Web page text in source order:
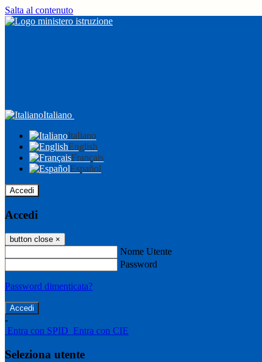
Salta al contenuto
Italiano
Italiano
English
Français
Español
Accedi
Accedi
button close ×
Nome Utente
Password
Password dimenticata?
-
Entra con SPID Entra con CIE
Seleziona utente